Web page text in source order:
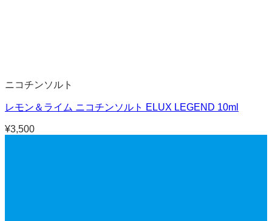
ニコチンソルト
レモン＆ライム ニコチンソルト ELUX LEGEND 10ml
¥3,500